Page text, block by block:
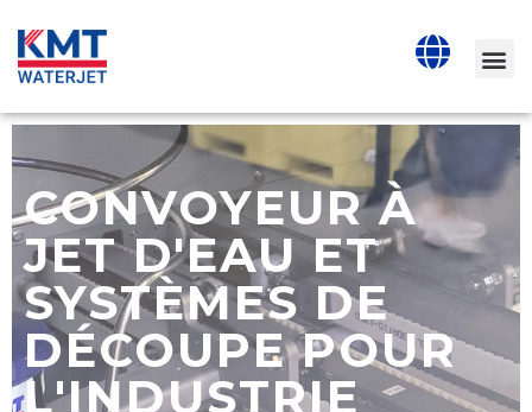
CONVOYEUR À
JET D'EAU ET
SYSTÈMES DE
DÉCOUPE POUR
L'INDUSTRIE